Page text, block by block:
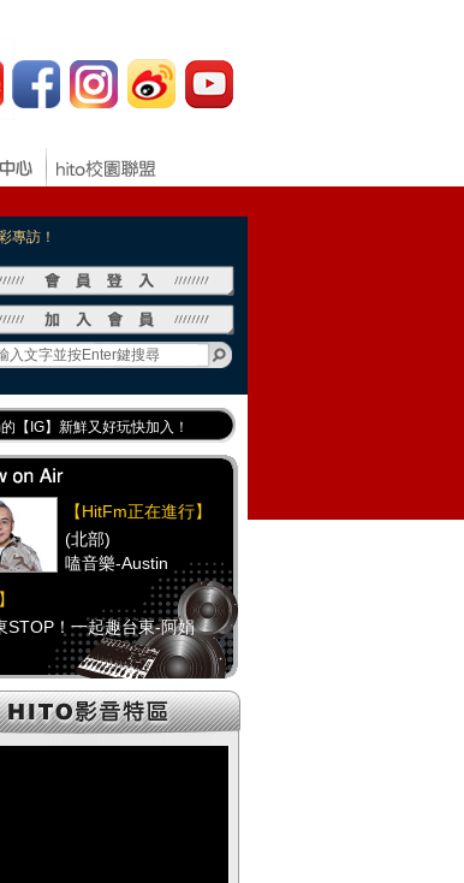
專訪！
【IG】新鮮又好玩快加入！
FB臉書粉絲團】等你加入！
DJ推薦》好音樂千萬別錯過！
報 最新優惠訊息都在這！
【HitFm正在進行】
(北部)
嗑音樂-Austin
STOP！一起趣台東-阿娟
【HitFm正在進行】
(中部)